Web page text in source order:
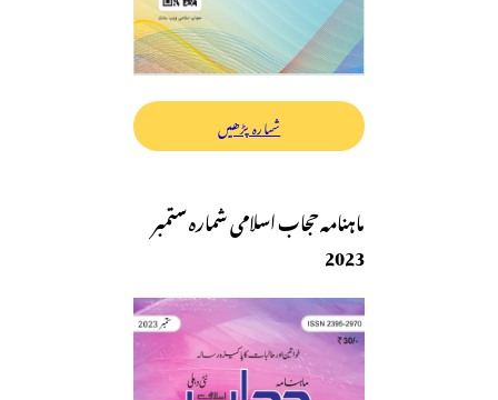
شمارہ پڑھیں
ماہنامہ حجاب اسلامی شمارہ ستمبر
2023